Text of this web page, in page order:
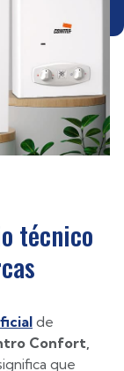
técnico
de
Confort,
que